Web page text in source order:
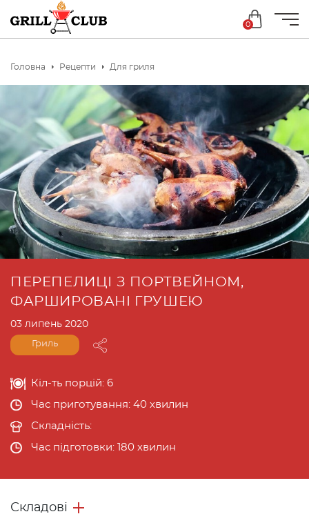
0
Головна Рецепти Для гриля
ПЕРЕПЕЛИЦІ З ПОРТВЕЙНОМ,
ФАРШИРОВАНІ ГРУШЕЮ
03 липень 2020
Гриль
Кіл-ть порцій: 6
Час приготування: 40 хвилин
Складність:
Час підготовки: 180 хвилин
Складові